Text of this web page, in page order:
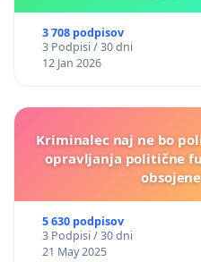
3 708 podpisov
3 Podpisi / 30 dni
12 Jan 2026
Kriminalec naj ne bo
opravljanja politične
5 630 podpisov
3 Podpisi / 30 dni
21 May 2025